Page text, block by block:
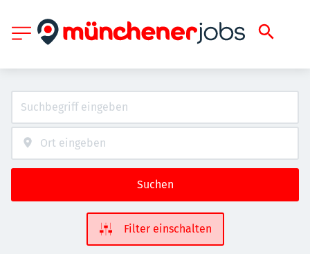
Suchen
Filter einschalten